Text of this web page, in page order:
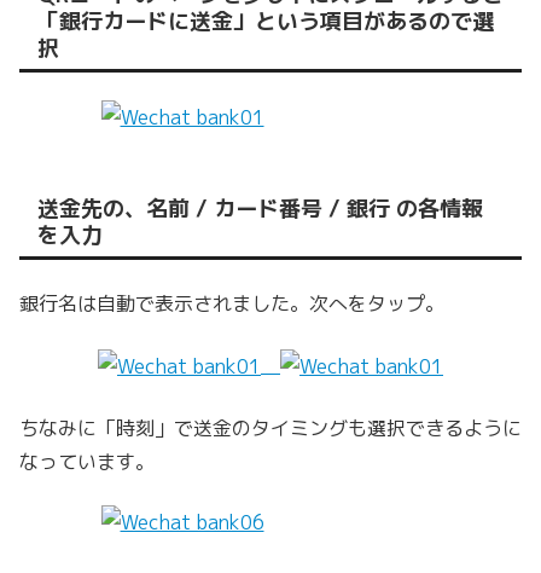
「銀行カードに送金」という項目があるので選
択
送金先の、名前 / カード番号 / 銀行 の各情報
を入力
銀行名は自動で表示されました。次へをタップ。
ちなみに「時刻」で送金のタイミングも選択できるように
なっています。